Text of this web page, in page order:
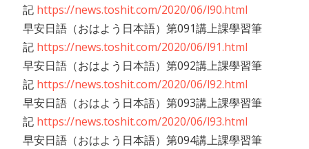
記 https://news.toshit.com/2020/06/l90.html
早安日語（おはよう日本語）第091講上課學習筆
記 https://news.toshit.com/2020/06/l91.html
早安日語（おはよう日本語）第092講上課學習筆
記 https://news.toshit.com/2020/06/l92.html
早安日語（おはよう日本語）第093講上課學習筆
記 https://news.toshit.com/2020/06/l93.html
早安日語（おはよう日本語）第094講上課學習筆